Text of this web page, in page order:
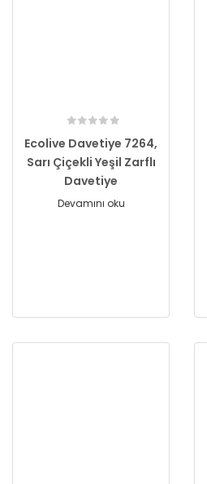
Ecolive Davetiye 7264,
Sarı Çiçekli Yeşil Zarflı
Davetiye
Devamını oku